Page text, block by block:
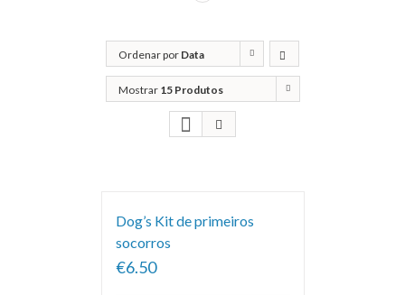
Ordenar por Data
Mostrar 15 Produtos
Dog’s Kit de primeiros
socorros
€6.50